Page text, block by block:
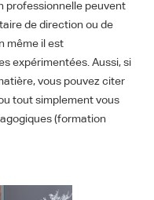
professionnelle peuvent
de direction ou de
même il est
expérimentées. Aussi, si
vous pouvez citer
tout simplement vous
(formation